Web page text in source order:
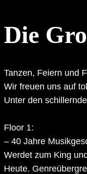
Die
Tanzen, Feiern und
Wir freuen uns auf
Unter den
Floor 1:
– 40 Jahre
Werdet zum King
Heute.